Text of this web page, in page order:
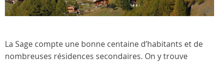
La Sage compte une bonne centaine d’habitants et de
nombreuses résidences secondaires. On y trouve